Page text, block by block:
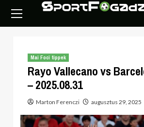
content
Menu
Mai Foci tippek
Rayo Vallecano vs
– 2025.08.31
Marton Ferenczi augusztus 29, 2025